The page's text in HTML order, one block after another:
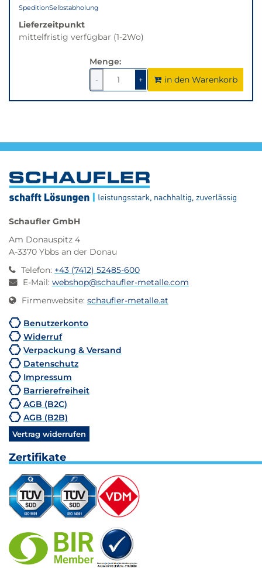
Variante.
SpeditionSelbstabholung
Lieferzeitpunkt
mittelfristig verfügbar (1-2Wo)
Menge:
-
1
verringern
+1um
1
erhöhen
in den Warenkorb
Schaufler GmbH
Am Donauspitz 4
A-3370 Ybbs an der Donau
Telefon: +43 (7412) 52485-600
E-Mail: webshop@schaufler-metalle.com
Firmenwebsite: schaufler-metalle.at
Benutzerkonto
Widerruf
Verpackung & Versand
Datenschutz
Impressum
Barrierefreiheit
AGB (B2C)
AGB (B2B)
Vertrag widerrufen
Zertifikate